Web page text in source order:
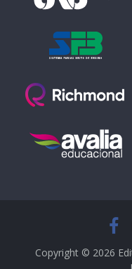
Copyright © 2026